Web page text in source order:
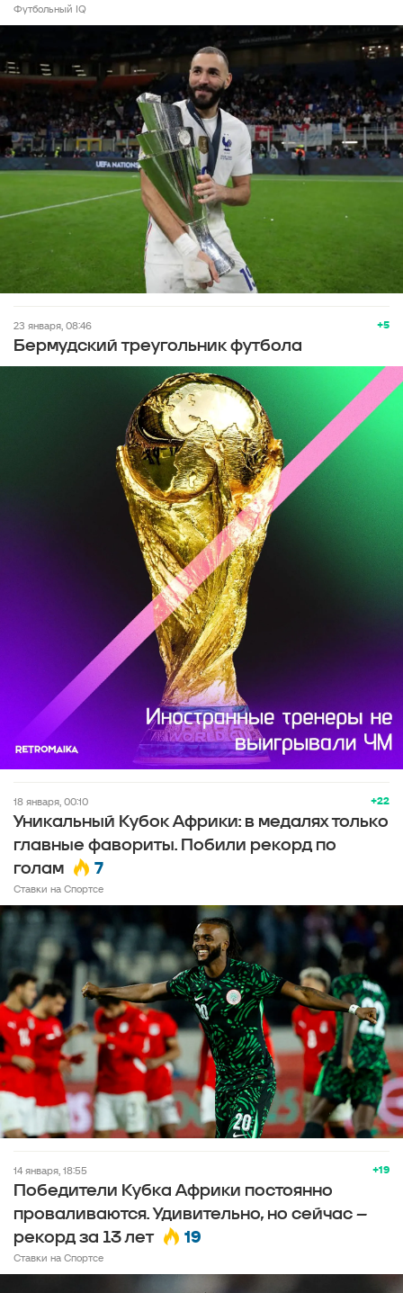
Футбольный IQ
+5
23 января, 08:46
Бермудский треугольник футбола
+22
18 января, 00:10
Уникальный Кубок Африки: в медалях только
главные фавориты. Побили рекорд по
голам
7
Ставки на Спортсе
+19
14 января, 18:55
Победители Кубка Африки постоянно
проваливаются. Удивительно, но сейчас –
рекорд за 13 лет
19
Ставки на Спортсе